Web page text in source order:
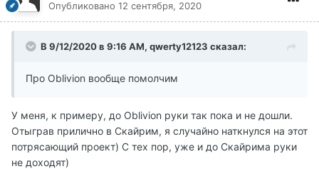
Опубликовано 12 сентября, 2020
В 9/12/2020 в 9:16 AM, qwerty12123 сказал:
Про Oblivion вообще помолчим
У меня, к примеру, до Oblivion руки так пока и не дошли.
Отыграв прилично в Скайрим, я случайно наткнулся на этот
потрясающий проект) С тех пор, уже и до Скайрима руки
не доходят)